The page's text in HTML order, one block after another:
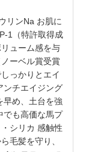
リンNa お肌に
1（特許取得成
ューム感を与
ーベル賞受賞
っかりとエイ
ンチエイジング
早め、土台を強
でも高価な馬プ
シリカ 感触性
毛髪を守り、